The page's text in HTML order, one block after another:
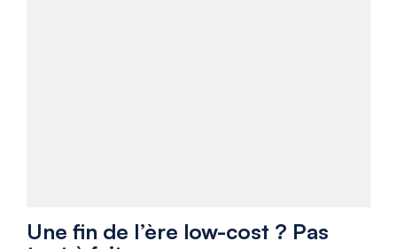
Une fin de l’ère low-cost ? Pas